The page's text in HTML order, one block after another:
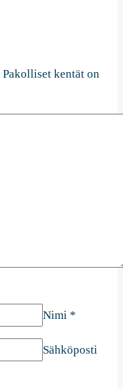
Pakolliset kentät on
Nimi *
Sähköposti